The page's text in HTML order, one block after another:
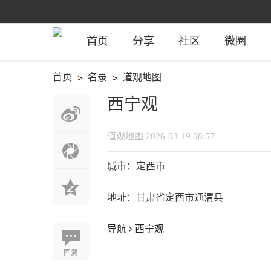
首页 分享 社区 微圈
首页 名录 道观地图
›
回复
西宁观
道观地图 2026-03-19 08:57
城市：定西市
地址：甘肃省定西市通渭县
导航 西宁观